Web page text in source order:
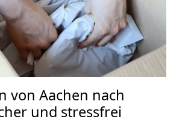
von Aachen nach
und stressfrei